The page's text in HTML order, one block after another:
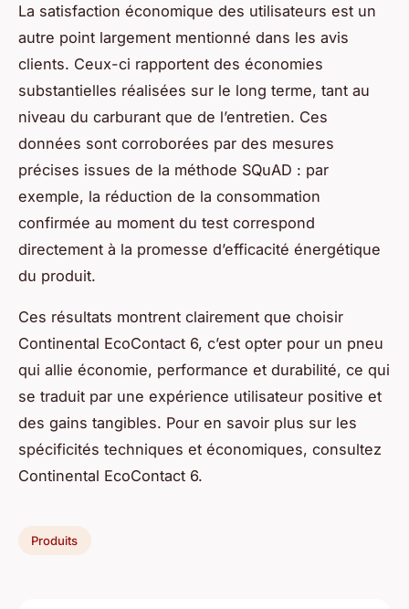
La satisfaction économique des utilisateurs est un
autre point largement mentionné dans les avis
clients. Ceux-ci rapportent des économies
substantielles réalisées sur le long terme, tant au
niveau du carburant que de l’entretien. Ces
données sont corroborées par des mesures
précises issues de la méthode SQuAD : par
exemple, la réduction de la consommation
confirmée au moment du test correspond
directement à la promesse d’efficacité énergétique
du produit.
Ces résultats montrent clairement que choisir
Continental EcoContact 6, c’est opter pour un pneu
qui allie économie, performance et durabilité, ce qui
se traduit par une expérience utilisateur positive et
des gains tangibles. Pour en savoir plus sur les
spécificités techniques et économiques, consultez
Continental EcoContact 6.
Produits